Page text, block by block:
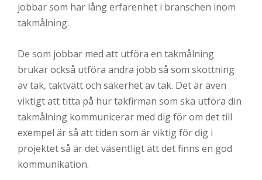
jobbar som har lång erfarenhet i branschen inom
takmålning.
De som jobbar med att utföra en takmålning
brukar också utföra andra jobb så som skottning
av tak, taktvätt och säkerhet av tak. Det är även
viktigt att titta på hur takfirman som ska utföra din
takmålning kommunicerar med dig för om det till
exempel är så att tiden som är viktig för dig i
projektet så är det väsentligt att det finns en god
kommunikation.